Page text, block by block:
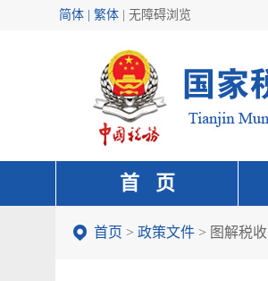
简体 | 繁体 无障碍浏览
首 页
首页 > 政策文件 > 图解税收